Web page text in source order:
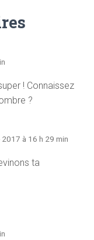
! Connaissez
?
à 16 h 29 min
ta